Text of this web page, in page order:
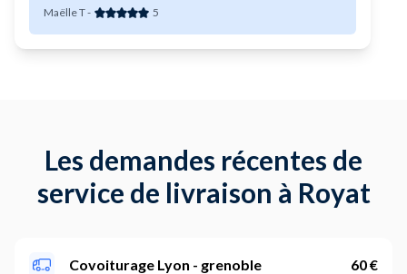
Maëlle T- 5
Les demandes récentes de
service de livraison à Royat
Covoiturage Lyon - grenoble 60 €